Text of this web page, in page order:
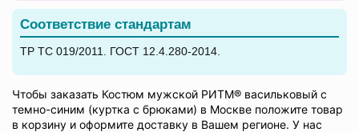
Соответствие стандартам
ТР ТС 019/2011. ГОСТ 12.4.280-2014.
Чтобы заказать Костюм мужской РИТМ® васильковый с
темно-синим (куртка с брюками) в Москве положите товар
в корзину и оформите доставку в Вашем регионе. У нас